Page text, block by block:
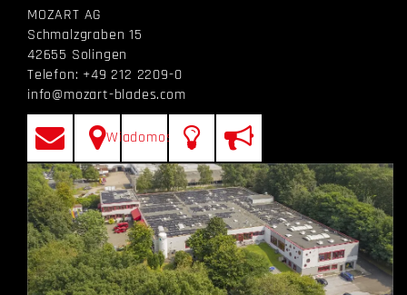
MOZART AG
Schmalzgraben 15
42655 Solingen
Telefon: +49 212 2209-0
info@mozart-blades.com
Wiadomości